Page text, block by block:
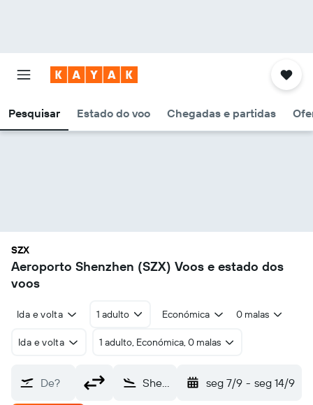
Pesquisar Estado do voo Chegadas e partidas
SZX
Aeroporto Shenzhen (SZX) Voos e estado dos
voos
Ida e volta 1 adulto Económica 0 malas
Ida e volta 1 adulto, Económica, 0 malas
De? Shenzhen (SZX) seg 7/9 - seg 14/9